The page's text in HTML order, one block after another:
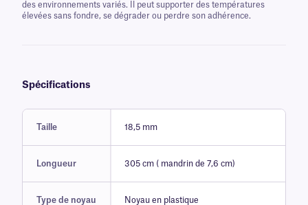
des environnements variés. Il peut supporter des températures
élevées sans fondre, se dégrader ou perdre son adhérence.
Spécifications
Taille 18,5 mm
Longueur 305 cm ( mandrin de 7,6 cm)
Type de noyau Noyau en plastique